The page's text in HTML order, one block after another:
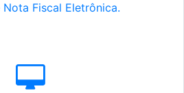
Nota Fiscal Eletrônica.